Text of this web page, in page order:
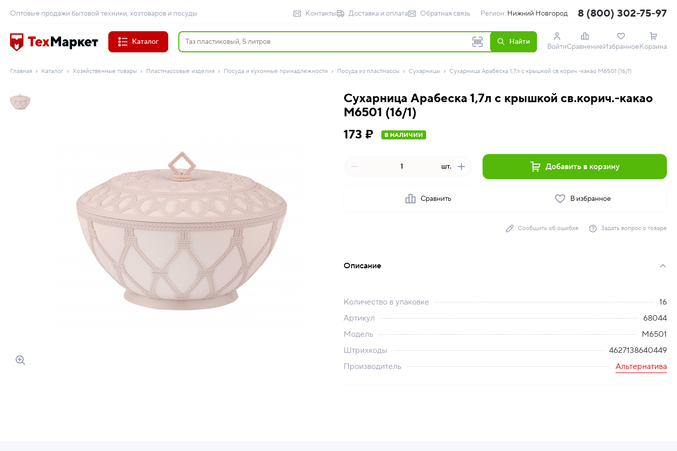
Оптовые продажи бытовой техники, хозтоваров и посуды Контакты Доставка и оплата Обратная связь Регион: Нижний Новгород 8 (800) 302-75-97
Каталог Найти
ВойтиСравнениеИзбранноеКорзина
Главная Каталог Хозяйственные товары Пластмассовые изделия Посуда и кухонные принадлежности Посуда из пластмассы Сухарницы Сухарница Арабеска 1,7л с крышкой св.корич.-какао М6501 (16/1)
Сухарница Арабеска 1,7л с крышкой св.корич.-какао
М6501 (16/1)
173 ₽
В НАЛИЧИИ
шт. Добавить в корзину
Сравнить В избранное
Сообщить об ошибке Задать вопрос о товаре
Описание
Количество в упаковке
16
Артикул
68044
Модель
М6501
Штрихкоды
4627138640449
Производитель
Альтернатива